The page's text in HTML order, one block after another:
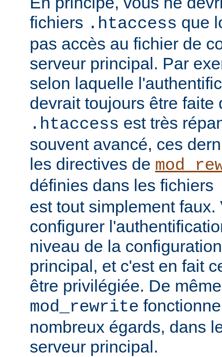
fichiers .htaccess que
pas accès au fichier de
serveur principal. Par
selon laquelle
devrait toujours être faite
.htaccess est très
souvent avancé, ces
les directives de
définies dans les fichiers
est tout simplement faux.
configurer
niveau de la
principal, et c'est en fait
être privilégiée. De
mod_rewrite
nombreux égards, dans
serveur principal.